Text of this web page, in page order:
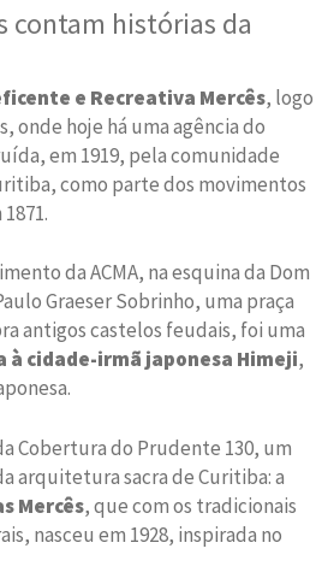
contam histórias da
e Recreativa Mercês, logo
onde hoje há uma agência do
em 1919, pela comunidade
como parte dos movimentos
da ACMA, na esquina da Dom
Graeser Sobrinho, uma praça
antigos castelos feudais, foi uma
à cidade-irmã japonesa Himeji,
Cobertura do Prudente 130, um
arquitetura sacra de Curitiba: a
Mercês, que com os tradicionais
nasceu em 1928, inspirada no